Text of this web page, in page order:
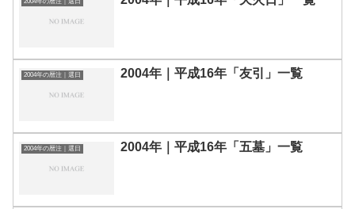
2004年の暦注｜選日 2004年｜平成16年「友引」一覧
2004年の暦注｜選日 2004年｜平成16年「五墓」一覧